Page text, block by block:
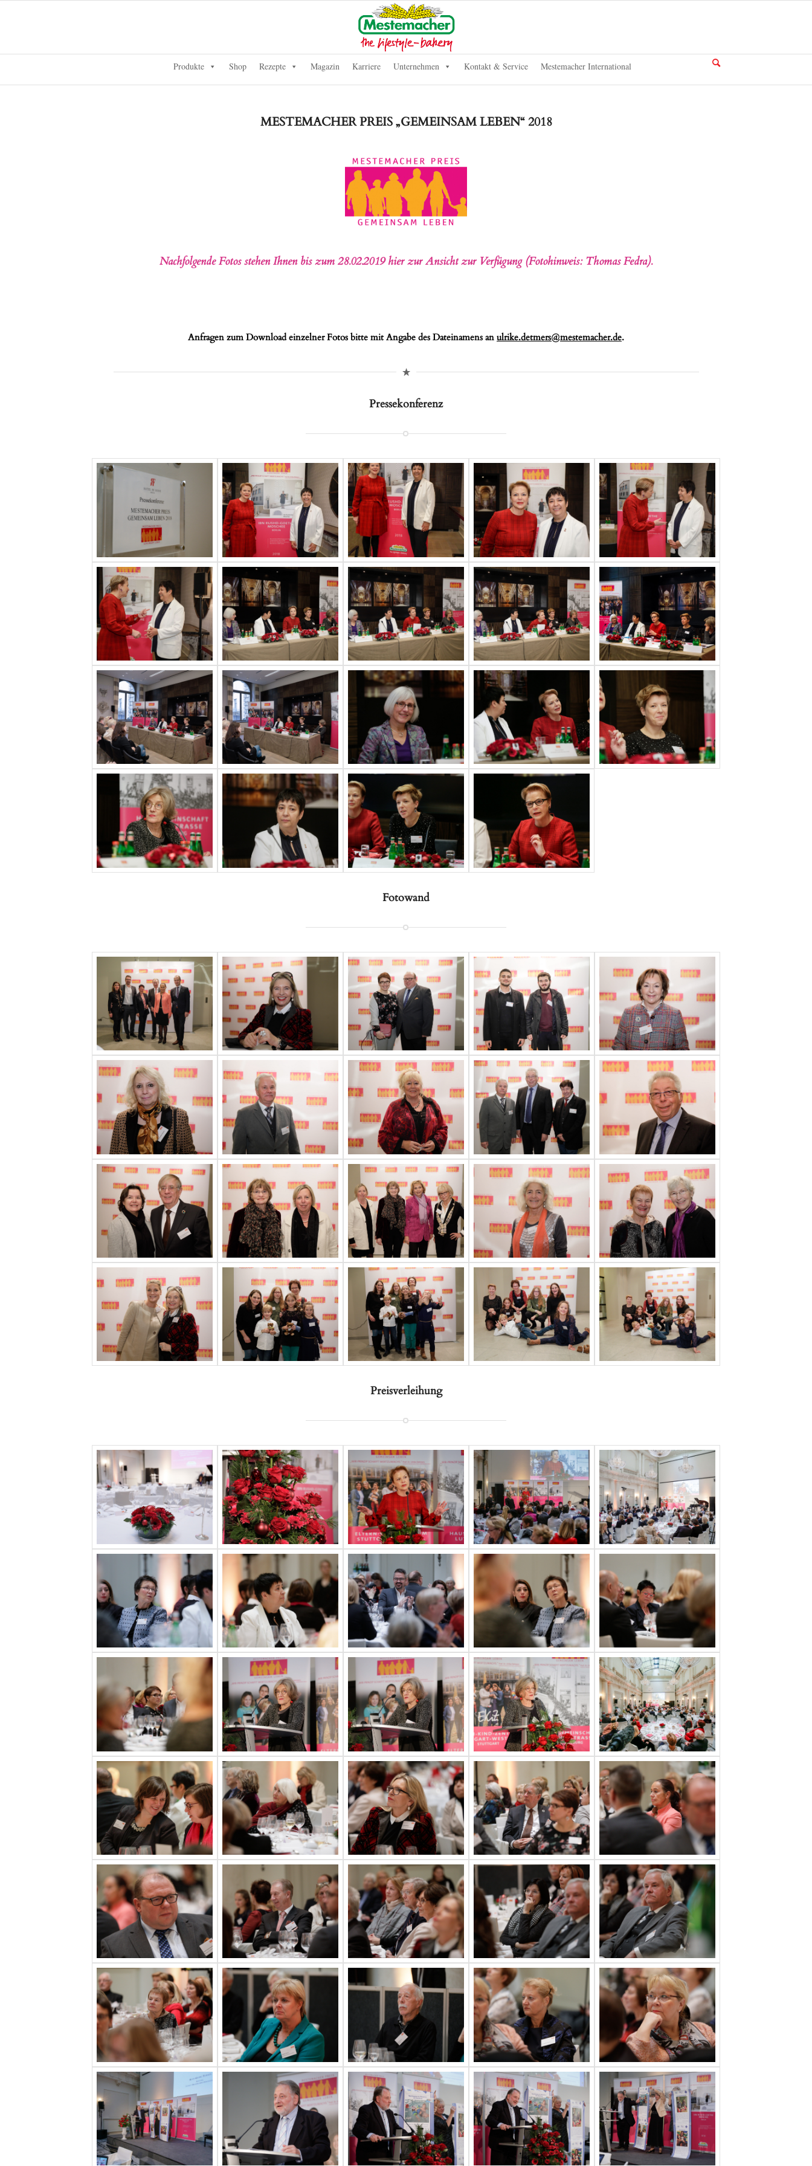
Produkte Shop Rezepte Magazin Karriere Unternehmen Kontakt & Service Mestemacher International
MESTEMACHER PREIS „GEMEINSAM LEBEN“ 2018
Nachfolgende Fotos stehen Ihnen bis zum 28.02.2019 hier zur Ansicht zur Verfügung (Fotohinweis: Thomas Fedra).
Anfragen zum Download einzelner Fotos bitte mit Angabe des Dateinamens an ulrike.detmers@mestemacher.de.
Pressekonferenz
Fotowand
Preisverleihung